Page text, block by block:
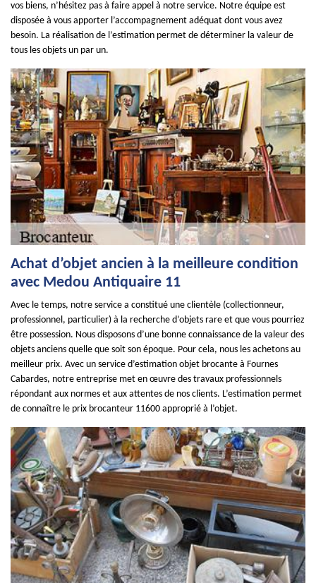
vos biens, n’hésitez pas à faire appel à notre service. Notre équipe est
disposée à vous apporter l’accompagnement adéquat dont vous avez
besoin. La réalisation de l’estimation permet de déterminer la valeur de
tous les objets un par un.
Achat d’objet ancien à la meilleure condition
avec Medou Antiquaire 11
Avec le temps, notre service a constitué une clientèle (collectionneur,
professionnel, particulier) à la recherche d’objets rare et que vous pourriez
être possession. Nous disposons d’une bonne connaissance de la valeur des
objets anciens quelle que soit son époque. Pour cela, nous les achetons au
meilleur prix. Avec un service d’estimation objet brocante à Fournes
Cabardes, notre entreprise met en œuvre des travaux professionnels
répondant aux normes et aux attentes de nos clients. L’estimation permet
de connaître le prix brocanteur 11600 approprié à l’objet.